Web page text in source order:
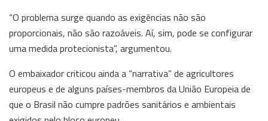
“O problema surge quando as exigências não são
proporcionais, não são razoáveis. Aí, sim, pode se configurar
uma medida protecionista”, argumentou.
O embaixador criticou ainda a “narrativa” de agricultores
europeus e de alguns países-membros da União Europeia de
que o Brasil não cumpre padrões sanitários e ambientais